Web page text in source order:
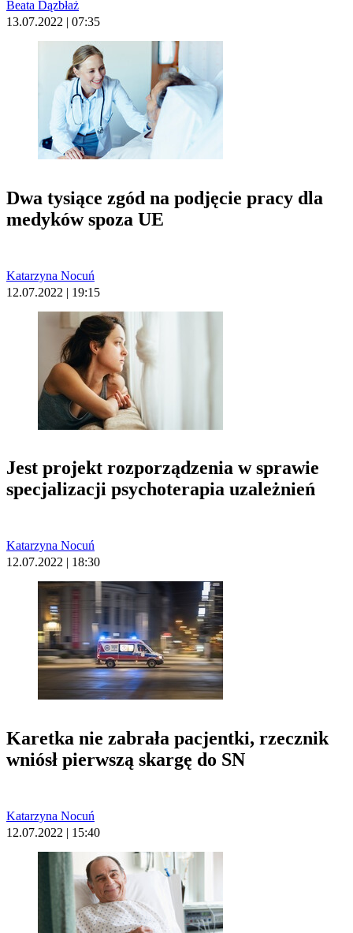
Beata Dązbłaż
13.07.2022 | 07:35
Dwa tysiące zgód na podjęcie pracy dla
medyków spoza UE
Katarzyna Nocuń
12.07.2022 | 19:15
Jest projekt rozporządzenia w sprawie
specjalizacji psychoterapia uzależnień
Katarzyna Nocuń
12.07.2022 | 18:30
Karetka nie zabrała pacjentki, rzecznik
wniósł pierwszą skargę do SN
Katarzyna Nocuń
12.07.2022 | 15:40